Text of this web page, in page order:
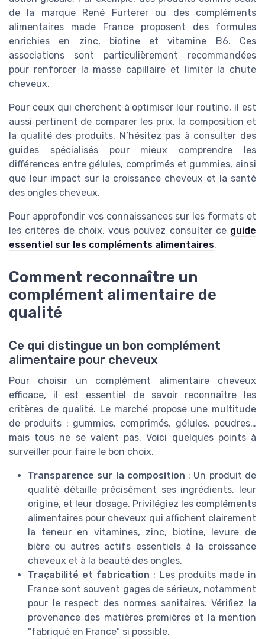
de la marque René Furterer ou des compléments
alimentaires made France proposent des formules
enrichies en zinc, biotine et vitamine B6. Ces
associations sont particulièrement recommandées
pour renforcer la masse capillaire et limiter la chute
cheveux.
Pour ceux qui cherchent à optimiser leur routine, il est
aussi pertinent de comparer les prix, la composition et
la qualité des produits. N’hésitez pas à consulter des
guides spécialisés pour mieux comprendre les
différences entre gélules, comprimés et gummies, ainsi
que leur impact sur la croissance cheveux et la santé
des ongles cheveux.
Pour approfondir vos connaissances sur les formats et
les critères de choix, vous pouvez consulter ce guide
essentiel sur les compléments alimentaires.
Comment reconnaître un
complément alimentaire de
qualité
Ce qui distingue un bon complément
alimentaire pour cheveux
Pour choisir un complément alimentaire cheveux
efficace, il est essentiel de savoir reconnaître les
critères de qualité. Le marché propose une multitude
de produits : gummies, comprimés, gélules, poudres…
mais tous ne se valent pas. Voici quelques points à
surveiller pour faire le bon choix.
Transparence sur la composition : Un produit de
qualité détaille précisément ses ingrédients, leur
origine, et leur dosage. Privilégiez les compléments
alimentaires pour cheveux qui affichent clairement
la teneur en vitamines, zinc, biotine, levure de
bière ou autres actifs essentiels à la croissance
cheveux et à la beauté des ongles.
Traçabilité et fabrication : Les produits made in
France sont souvent gages de sérieux, notamment
pour le respect des normes sanitaires. Vérifiez la
provenance des matières premières et la mention
"fabriqué en France" si possible.